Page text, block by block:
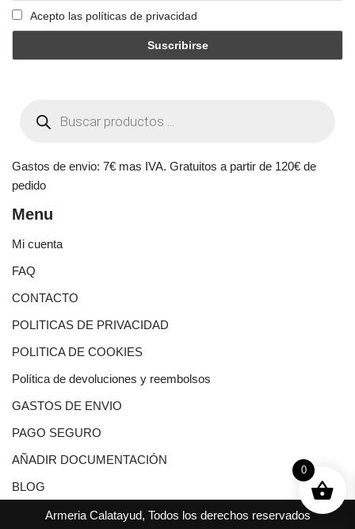
Acepto las políticas de privacidad
Gastos de envio: 7€ mas IVA. Gratuitos a partir de 120€ de
pedido
Menu
Mi cuenta
FAQ
CONTACTO
POLITICAS DE PRIVACIDAD
POLITICA DE COOKIES
Política de devoluciones y reembolsos
GASTOS DE ENVIO
PAGO SEGURO
AÑADIR DOCUMENTACIÓN
BLOG
Armeria Calatayud, Todos los derechos reservados
0